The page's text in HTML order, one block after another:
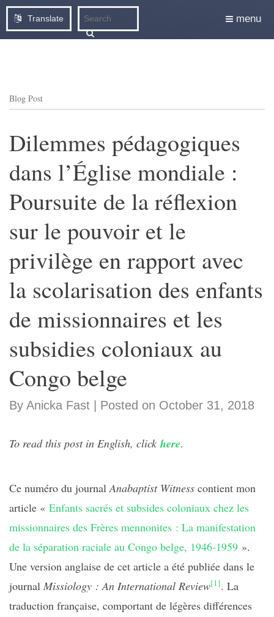
Translate menu
Blog Post
Dilemmes pédagogiques
dans l’Église mondiale :
Poursuite de la réflexion
sur le pouvoir et le
privilège en rapport avec
la scolarisation des enfants
de missionnaires et les
subsidies coloniaux au
Congo belge
By Anicka Fast | Posted on October 31, 2018
To read this post in English, click here.
Ce numéro du journalAnabaptist Witness contient mon
article « Enfants sacrés et subsides coloniaux chez les
missionnaires des Frères mennonites : La manifestation
de la séparation raciale au Congo belge, 1946-1959 ».
Une version anglaise de cet article a été publiée dans le
journal Missiology : An International Review[1]. La
traduction française, comportant de légères différences